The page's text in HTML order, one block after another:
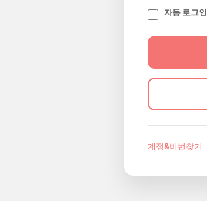
자동 로그인
계정&비번찾기